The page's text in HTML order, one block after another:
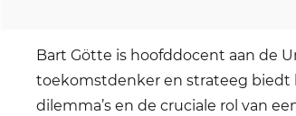
Bart Götte is hoofddocent aan de
toekomstdenker en strateeg biedt
dilemma’s en de cruciale rol van